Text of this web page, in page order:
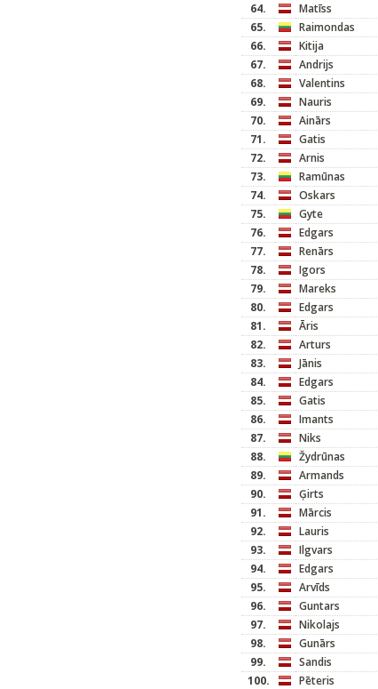
64.
Matīss
65.
Raimondas
66.
Kitija
67.
Andrijs
68.
Valentins
69.
Nauris
70.
Ainārs
71.
Gatis
72.
Arnis
73.
Ramūnas
74.
Oskars
75.
Gyte
76.
Edgars
77.
Renārs
78.
Igors
79.
Mareks
80.
Edgars
81.
Āris
82.
Arturs
83.
Jānis
84.
Edgars
85.
Gatis
86.
Imants
87.
Niks
88.
Žydrūnas
89.
Armands
90.
Ģirts
91.
Mārcis
92.
Lauris
93.
Ilgvars
94.
Edgars
95.
Arvīds
96.
Guntars
97.
Nikolajs
98.
Gunārs
99.
Sandis
100.
Pēteris